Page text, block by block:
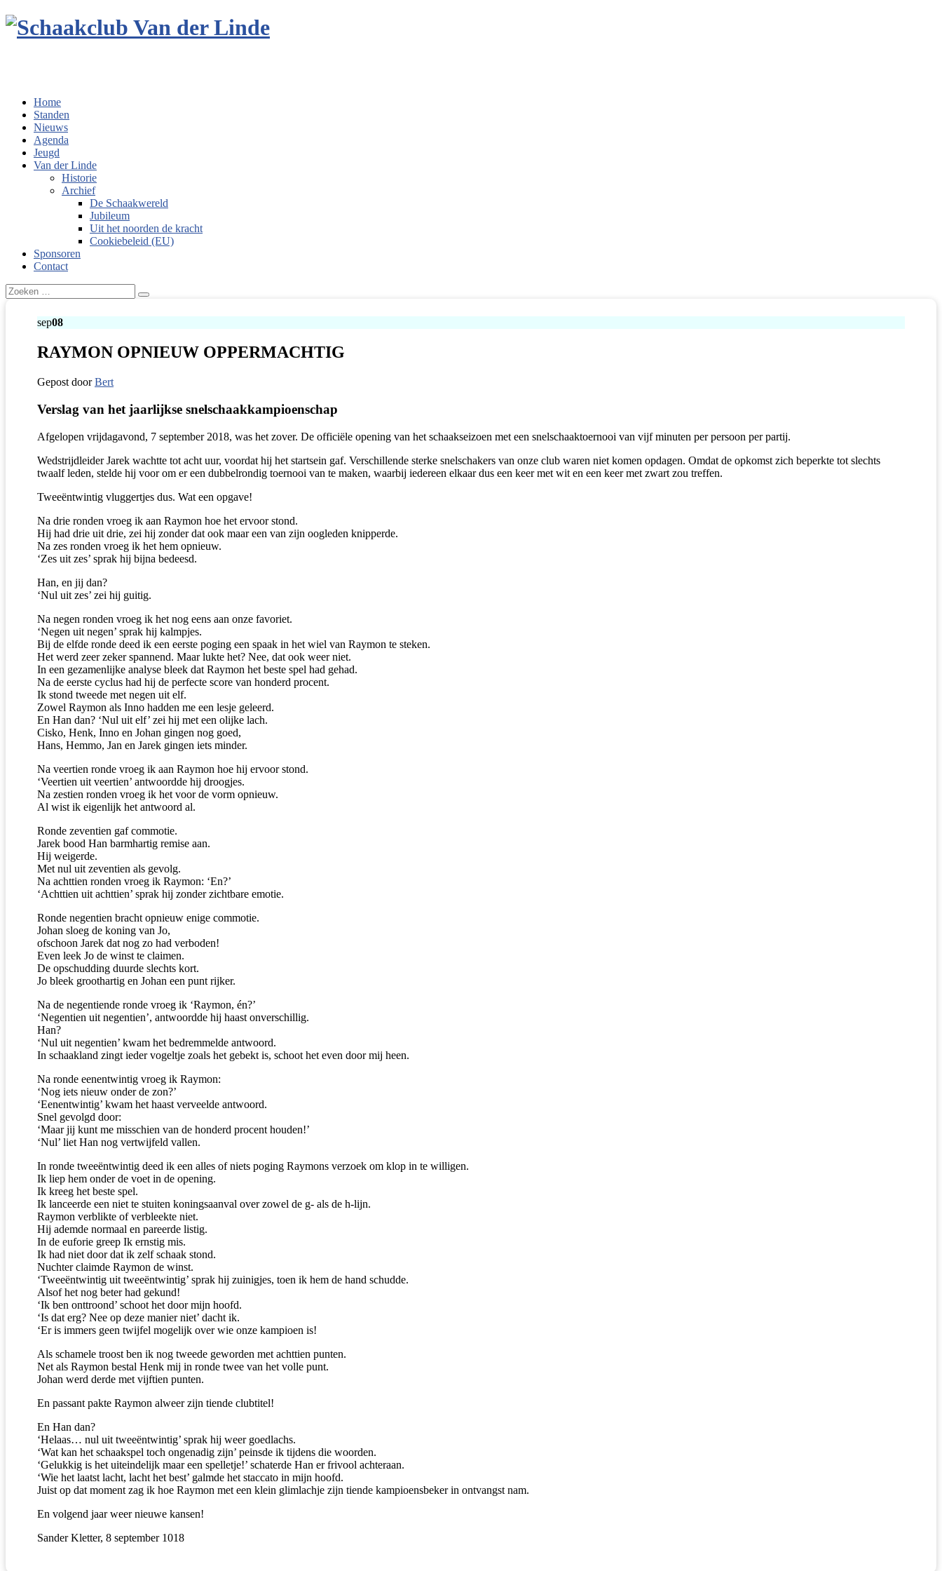
Home
Standen
Nieuws
Agenda
Jeugd
Van der Linde
Historie
Archief
De Schaakwereld
Jubileum
Uit het noorden de kracht
Cookiebeleid (EU)
Sponsoren
Contact
sep08
RAYMON OPNIEUW OPPERMACHTIG
Gepost doorBert
Verslag van het jaarlijkse snelschaakkampioenschap
Afgelopen vrijdagavond, 7 september 2018, was het zover. De officiële opening van het schaakseizoen met een snelschaaktoernooi van vijf minuten per persoon per partij.
Wedstrijdleider Jarek wachtte tot acht uur, voordat hij het startsein gaf. Verschillende sterke snelschakers van onze club waren niet komen opdagen. Omdat de opkomst zich beperkte tot slechts
twaalf leden, stelde hij voor om er een dubbelrondig toernooi van te maken, waarbij iedereen elkaar dus een keer met wit en een keer met zwart zou treffen.
Tweeëntwintig vluggertjes dus. Wat een opgave!
Na drie ronden vroeg ik aan Raymon hoe het ervoor stond.
Hij had drie uit drie, zei hij zonder dat ook maar een van zijn oogleden knipperde.
Na zes ronden vroeg ik het hem opnieuw.
‘Zes uit zes’ sprak hij bijna bedeesd.
Han, en jij dan?
‘Nul uit zes’ zei hij guitig.
Na negen ronden vroeg ik het nog eens aan onze favoriet.
‘Negen uit negen’ sprak hij kalmpjes.
Bij de elfde ronde deed ik een eerste poging een spaak in het wiel van Raymon te steken.
Het werd zeer zeker spannend. Maar lukte het? Nee, dat ook weer niet.
In een gezamenlijke analyse bleek dat Raymon het beste spel had gehad.
Na de eerste cyclus had hij de perfecte score van honderd procent.
Ik stond tweede met negen uit elf.
Zowel Raymon als Inno hadden me een lesje geleerd.
En Han dan? ‘Nul uit elf’ zei hij met een olijke lach.
Cisko, Henk, Inno en Johan gingen nog goed,
Hans, Hemmo, Jan en Jarek gingen iets minder.
Na veertien ronde vroeg ik aan Raymon hoe hij ervoor stond.
‘Veertien uit veertien’ antwoordde hij droogjes.
Na zestien ronden vroeg ik het voor de vorm opnieuw.
Al wist ik eigenlijk het antwoord al.
Ronde zeventien gaf commotie.
Jarek bood Han barmhartig remise aan.
Hij weigerde.
Met nul uit zeventien als gevolg.
Na achttien ronden vroeg ik Raymon: ‘En?’
‘Achttien uit achttien’ sprak hij zonder zichtbare emotie.
Ronde negentien bracht opnieuw enige commotie.
Johan sloeg de koning van Jo,
ofschoon Jarek dat nog zo had verboden!
Even leek Jo de winst te claimen.
De opschudding duurde slechts kort.
Jo bleek groothartig en Johan een punt rijker.
Na de negentiende ronde vroeg ik ‘Raymon, én?’
‘Negentien uit negentien’, antwoordde hij haast onverschillig.
Han?
‘Nul uit negentien’ kwam het bedremmelde antwoord.
In schaakland zingt ieder vogeltje zoals het gebekt is, schoot het even door mij heen.
Na ronde eenentwintig vroeg ik Raymon:
‘Nog iets nieuw onder de zon?’
‘Eenentwintig’ kwam het haast verveelde antwoord.
Snel gevolgd door:
‘Maar jij kunt me misschien van de honderd procent houden!’
‘Nul’ liet Han nog vertwijfeld vallen.
In ronde tweeëntwintig deed ik een alles of niets poging Raymons verzoek om klop in te willigen.
Ik liep hem onder de voet in de opening.
Ik kreeg het beste spel.
Ik lanceerde een niet te stuiten koningsaanval over zowel de g- als de h-lijn.
Raymon verblikte of verbleekte niet.
Hij ademde normaal en pareerde listig.
In de euforie greep Ik ernstig mis.
Ik had niet door dat ik zelf schaak stond.
Nuchter claimde Raymon de winst.
‘Tweeëntwintig uit tweeëntwintig’ sprak hij zuinigjes, toen ik hem de hand schudde.
Alsof het nog beter had gekund!
‘Ik ben onttroond’ schoot het door mijn hoofd.
‘Is dat erg? Nee op deze manier niet’ dacht ik.
‘Er is immers geen twijfel mogelijk over wie onze kampioen is!
Als schamele troost ben ik nog tweede geworden met achttien punten.
Net als Raymon bestal Henk mij in ronde twee van het volle punt.
Johan werd derde met vijftien punten.
En passant pakte Raymon alweer zijn tiende clubtitel!
En Han dan?
‘Helaas… nul uit tweeëntwintig’ sprak hij weer goedlachs.
‘Wat kan het schaakspel toch ongenadig zijn’ peinsde ik tijdens die woorden.
‘Gelukkig is het uiteindelijk maar een spelletje!’ schaterde Han er frivool achteraan.
‘Wie het laatst lacht, lacht het best’ galmde het staccato in mijn hoofd.
Juist op dat moment zag ik hoe Raymon met een klein glimlachje zijn tiende kampioensbeker in ontvangst nam.
En volgend jaar weer nieuwe kansen!
Sander Kletter, 8 september 1018